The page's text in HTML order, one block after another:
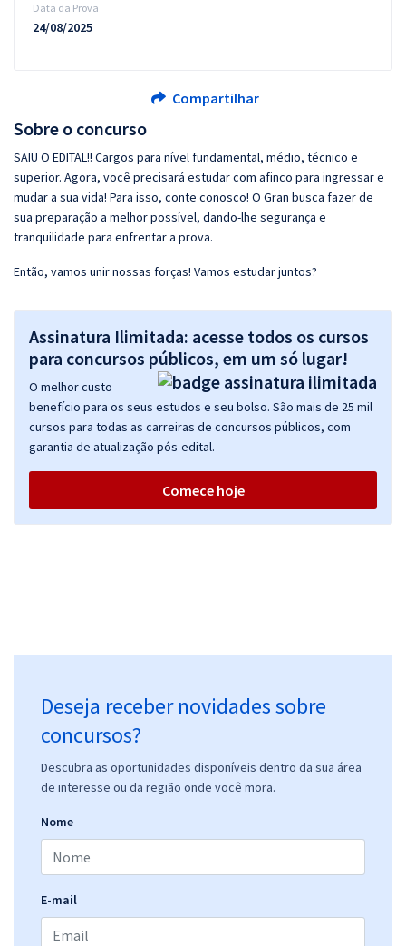
Sobre o concurso
SAIU O EDITAL!! Cargos para nível fundamental, médio, técnico e
superior. Agora, você precisará estudar com afinco para ingressar e
mudar a sua vida! Para isso, conte conosco! O Gran busca fazer de
sua preparação a melhor possível, dando-lhe segurança e
tranquilidade para enfrentar a prova.
Então, vamos unir nossas forças! Vamos estudar juntos?
Assinatura Ilimitada: acesse todos os cursos
para concursos públicos, em um só lugar!
O melhor custo
benefício para os seus estudos e seu bolso. São mais de 25 mil
cursos para todas as carreiras de concursos públicos, com
garantia de atualização pós-edital.
Comece hoje
Deseja receber novidades sobre
concursos?
Descubra as oportunidades disponíveis dentro da sua área
de interesse ou da região onde você mora.
Nome
E-mail
Data da Prova
24/08/2025
Compartilhar